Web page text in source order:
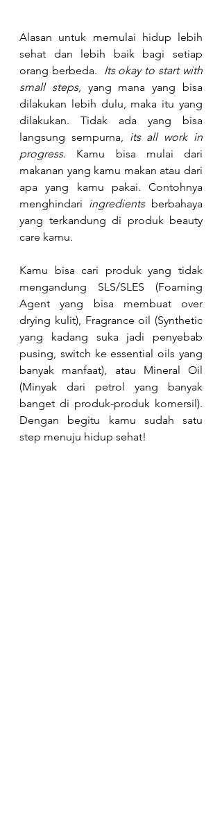
Alasan untuk memulai hidup lebih
sehat dan lebih baik bagi setiap
orang berbeda. Its okay to start with
small steps, yang mana yang bisa
dilakukan lebih dulu, maka itu yang
dilakukan. Tidak ada yang bisa
langsung sempurna, its all work in
progress. Kamu bisa mulai dari
makanan yang kamu makan atau dari
apa yang kamu pakai. Contohnya
menghindari ingredients berbahaya
yang terkandung di produk beauty
care kamu.
Kamu bisa cari produk yang tidak
mengandung SLS/SLES (Foaming
Agent yang bisa membuat over
drying kulit), Fragrance oil (Synthetic
yang kadang suka jadi penyebab
pusing, switch ke essential oils yang
banyak manfaat), atau Mineral Oil
(Minyak dari petrol yang banyak
banget di produk-produk komersil).
Dengan begitu kamu sudah satu
step menuju hidup sehat!